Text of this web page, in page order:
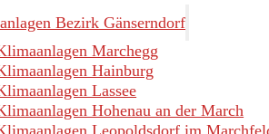
Bezirk Gänserndorf
Marchegg
Hainburg
Lassee
Hohenau an der March
Leopoldsdorf im